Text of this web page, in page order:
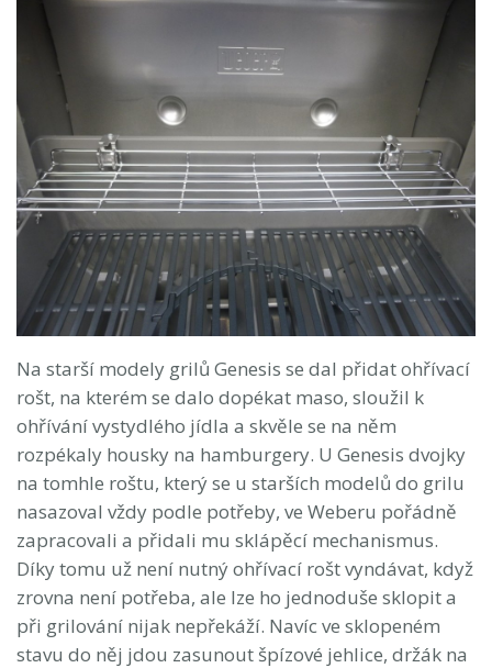
Na starší modely grilů Genesis se dal přidat ohřívací
rošt, na kterém se dalo dopékat maso, sloužil k
ohřívání vystydlého jídla a skvěle se na něm
rozpékaly housky na hamburgery. U Genesis dvojky
na tomhle roštu, který se u starších modelů do grilu
nasazoval vždy podle potřeby, ve Weberu pořádně
zapracovali a přidali mu sklápěcí mechanismus.
Díky tomu už není nutný ohřívací rošt vyndávat, když
zrovna není potřeba, ale lze ho jednoduše sklopit a
při grilování nijak nepřekáží. Navíc ve sklopeném
stavu do něj jdou zasunout špízové jehlice, držák na